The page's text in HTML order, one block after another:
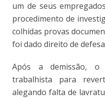
um de seus
procedimento de
colhidas provas
foi dado direito de
Após a demissão, o
trabalhista para
alegando falta de